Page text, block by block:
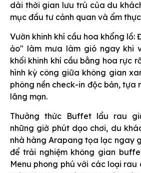
dài thời gian lưu trú của du
mục đầu tư cảnh quan và ẩm
Vườn khinh khí cầu hoa khổng lồ:
ảo" làm mưa làm gió ngay khi
khối khinh khí cầu bằng hoa rực
hình kỳ công giữa không gian
phông nền check-in độc bản, tựa
lãng mạn.
Thưởng thức Buffet lẩu rau
những giờ phút dạo chơi, du
nhà hàng Arapang tọa lạc ngay
để trải nghiệm không gian
Menu phong phú với các loại rau